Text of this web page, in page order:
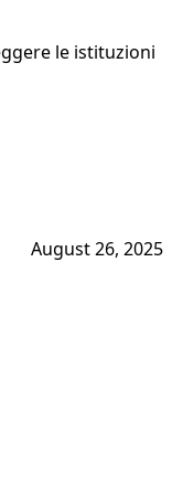
le istituzioni
August 26, 2025